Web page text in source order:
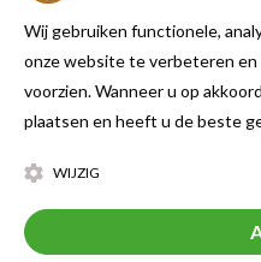
Wij gebruiken functionele,
onze website te verbeteren
voorzien. Wanneer u op
plaatsen en heeft u de beste
WIJZIG